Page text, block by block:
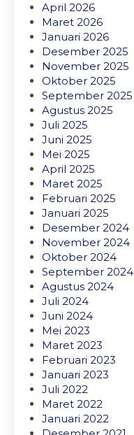
April 2026
Maret 2026
Januari 2026
Desember 2025
November 2025
Oktober 2025
September 2025
Agustus 2025
Juli 2025
Juni 2025
Mei 2025
April 2025
Maret 2025
Februari 2025
Januari 2025
Desember 2024
November 2024
Oktober 2024
September 2024
Agustus 2024
Juli 2024
Juni 2024
Mei 2023
Maret 2023
Februari 2023
Januari 2023
Juli 2022
Maret 2022
Januari 2022